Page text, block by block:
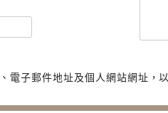
電子郵件地址及個人網站網址，